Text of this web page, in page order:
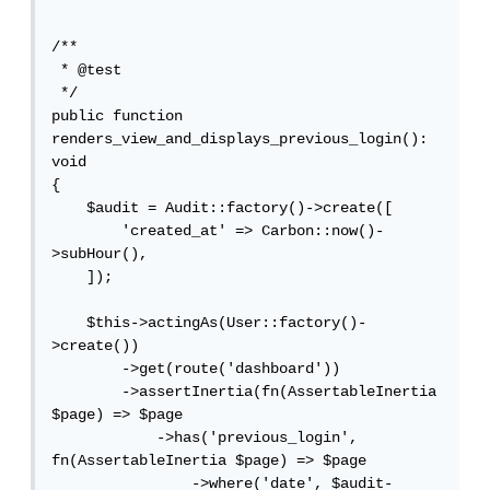
/**
* @test
*/
public function
renders_view_and_displays_previous_login():
void
{
    $audit = Audit::factory()->create([
        'created_at' => Carbon::now()-
>subHour(),
    ]);
    $this->actingAs(User::factory()-
>create())
        ->get(route('dashboard'))
        ->assertInertia(fn(AssertableInertia
$page) => $page
            ->has('previous_login',
fn(AssertableInertia $page) => $page
                ->where('date', $audit-